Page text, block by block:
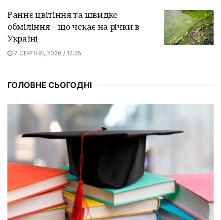
Раннє цвітіння та швидке
обміління – що чекає на річки в
Україні
7 СЕРПНЯ, 2026 / 12:35
ГОЛОВНЕ СЬОГОДНІ